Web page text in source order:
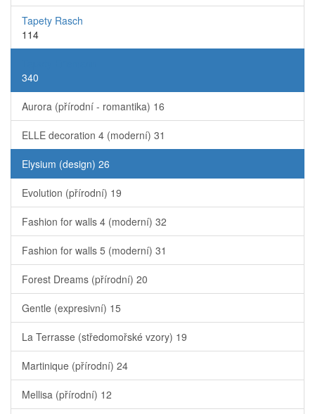
Tapety Rasch
114
340
Aurora (přírodní - romantika) 16
ELLE decoration 4 (moderní) 31
Elysium (design) 26
Evolution (přírodní) 19
Fashion for walls 4 (moderní) 32
Fashion for walls 5 (moderní) 31
Forest Dreams (přírodní) 20
Gentle (expresivní) 15
La Terrasse (středomořské vzory) 19
Martinique (přírodní) 24
Mellisa (přírodní) 12